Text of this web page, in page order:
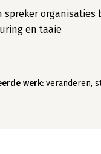
organisaties
en taaie
werk: veranderen,